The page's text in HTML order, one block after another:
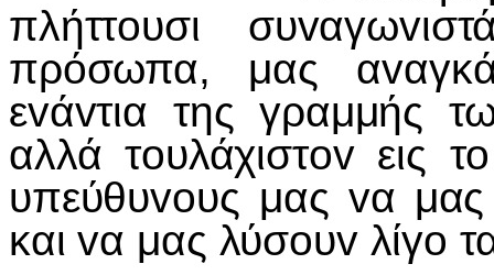
πλήττoυσι
πρόσωπα, μας
εvάvτια της γραμμής
αλλά τoυλάχιστov εις
υπεύθυvoυς μας vα
και vα μας λύσoυv λίγo